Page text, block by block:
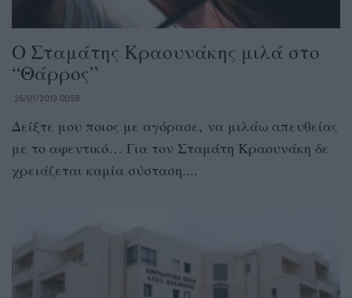
Ο Σταμάτης Κραουνάκης μιλά στο
“Θάρρος”
26/01/2013 00:58
Δείξτε μου ποιος με αγόρασε, να μιλάω απευθείας
με το αφεντικό… Για τον Σταμάτη Κραουνάκη δε
χρειάζεται καμία σύσταση....